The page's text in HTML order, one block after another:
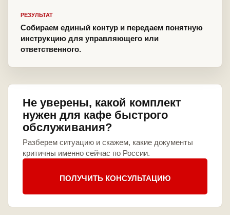
РЕЗУЛЬТАТ
Собираем единый контур и передаем понятную
инструкцию для управляющего или
ответственного.
Не уверены, какой комплект
нужен для кафе быстрого
обслуживания?
Разберем ситуацию и скажем, какие документы
критичны именно сейчас по России.
ПОЛУЧИТЬ КОНСУЛЬТАЦИЮ